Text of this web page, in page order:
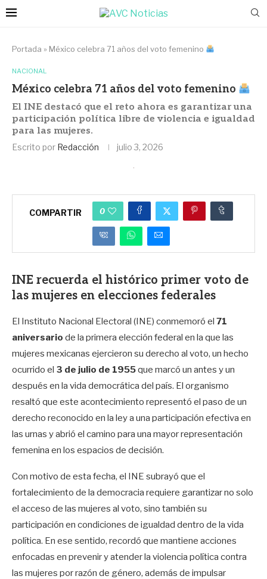
Portada » México celebra 71 años del voto femenino
NACIONAL
México celebra 71 años del voto femenino
El INE destacó que el reto ahora es garantizar una
participación política libre de violencia e igualdad
para las mujeres.
Escrito por Redacción julio 3, 2026
COMPARTIR 0
INE recuerda el histórico primer voto de
las mujeres en elecciones federales
El Instituto Nacional Electoral (INE) conmemoró el 71
aniversario de la primera elección federal en la que las
mujeres mexicanas ejercieron su derecho al voto, un hecho
ocurrido el 3 de julio de 1955que marcó un antes y un
después en la vida democrática del país. El organismo
resaltó que este acontecimiento representó el paso de un
derecho reconocido en la ley a una participación efectiva en
las urnas y abrió el camino para una mayor representación
femenina en los espacios de decisión.
Con motivo de esta fecha, el INE subrayó que el
fortalecimiento de la democracia requiere garantizar no solo
el acceso de las mujeres al voto, sino también su
participación en condiciones de igualdad dentro de la vida
política. En ese sentido, recordó que mantiene acciones
enfocadas en prevenir y atender la violencia política contra
las mujeres por razón de género, además de impulsar